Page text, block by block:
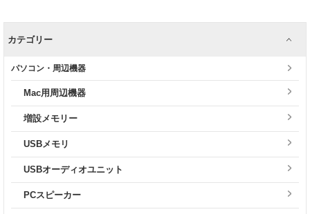
カテゴリー
パソコン・周辺機器
Mac用周辺機器
増設メモリー
USBメモリ
USBオーディオユニット
PCスピーカー